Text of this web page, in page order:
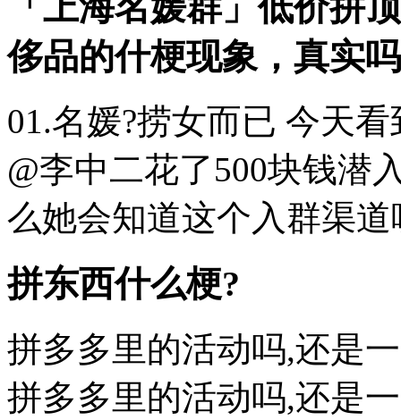
侈品的什梗现象，真实
01.名媛?捞女而已 今天
@李中二花了500块钱潜
么她会知道这个入群渠
拼东西什么梗?
拼多多里的活动吗,还是
拼多多里的活动吗,还是